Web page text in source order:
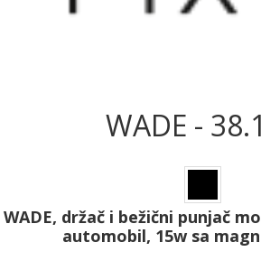
WADE -
WADE, držač i bežični punjač
automobil, 15w sa